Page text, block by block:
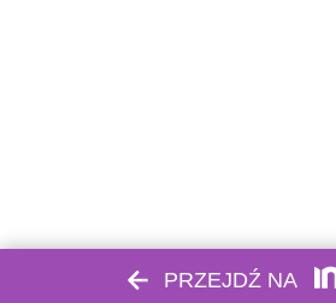
PRZEJDŹ NA